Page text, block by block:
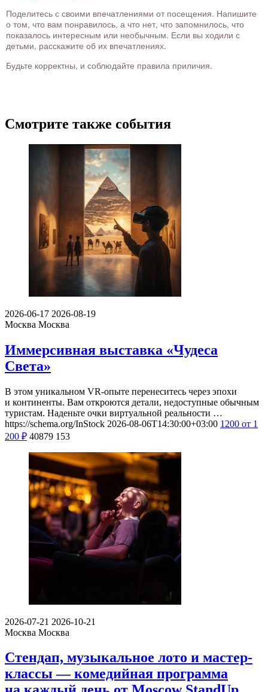
Поделитесь с своими впечатлениями от посещения. Напишите
о том, что вам понравилось, а что нет, что запомнилось, что
показалось интересным или необычным. Если вы ходили с
детьми, расскажите об их впечатлениях.
Будьте корректны, и соблюдайте правила приличия.
Смотрите также события
2026-06-17 2026-08-19
Москва Москва
Иммерсивная выставка «Чудеса
Света»
В этом уникальном VR-опыте перенеситесь через эпохи
и континенты. Вам откроются детали, недоступные обычным
туристам. Наденьте очки виртуальной реальности …
https://schema.org/InStock 2026-08-06T14:30:00+03:00 1200 от 1
200 ₽ 40879 153
2026-07-21 2026-10-21
Москва Москва
Стендап, музыкальное лото и мастер-
классы — комедийная программа